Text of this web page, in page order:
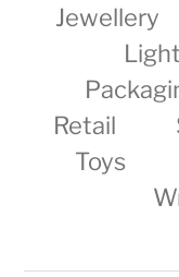
Jewellery
Retail
Toys